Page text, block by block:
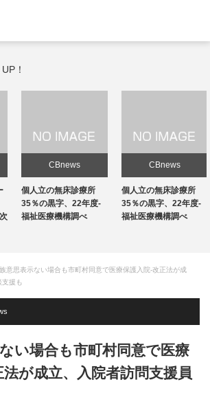
！
CBnews
個人立の無床診療所
35％の黒字、22年度-
福祉医療機構調べ
CBnews
個人立の無床診療所
35％の黒字、22年度-
福祉医療機構調べ
意思表示ない場合も市町村同意で医療保護入院-改正法が成
支援も
い場合も市町村同意で医療
が成立、入院者訪問支援員